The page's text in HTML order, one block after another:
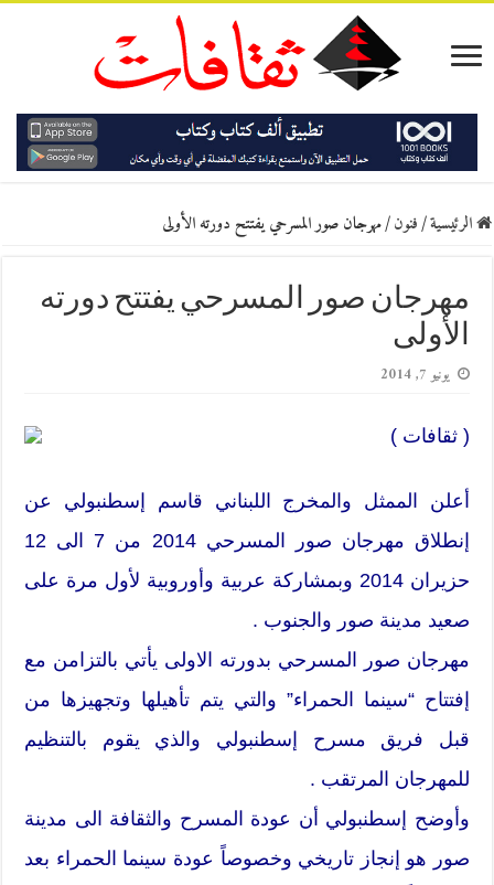
الرئيسية/فنون/مهرجان صور المسرحي يفتتح دورته الأولى
مهرجان صور المسرحي يفتتح دورته
الأولى
يونيو 7, 2014
( ثقافات )
أعلن الممثل والمخرج اللبناني قاسم إسطنبولي عن
إنطلاق مهرجان صور المسرحي 2014 من 7 الى 12
حزيران 2014 وبمشاركة عربية وأوروبية لأول مرة على
صعيد مدينة صور والجنوب .
مهرجان صور المسرحي بدورته الاولى يأتي بالتزامن مع
إفتتاح “سينما الحمراء” والتي يتم تأهيلها وتجهيزها من
قبل فريق مسرح إسطنبولي والذي يقوم بالتنظيم
للمهرجان المرتقب .
وأوضح إسطنبولي أن عودة المسرح والثقافة الى مدينة
صور هو إنجاز تاريخي وخصوصاً عودة سينما الحمراء بعد